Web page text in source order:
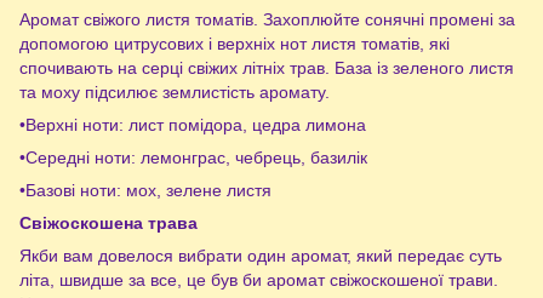
Аромат свіжого листя томатів. Захоплюйте сонячні промені за
допомогою цитрусових і верхніх нот листя томатів, які
спочивають на серці свіжих літніх трав. База із зеленого листя
та моху підсилює землистість аромату.
•Верхні ноти: лист помідора, цедра лимона
•Середні ноти: лемонграс, чебрець, базилік
•Базові ноти: мох, зелене листя
Свіжоскошена трава
Якби вам довелося вибрати один аромат, який передає суть
літа, швидше за все, це був би аромат свіжоскошеної трави.